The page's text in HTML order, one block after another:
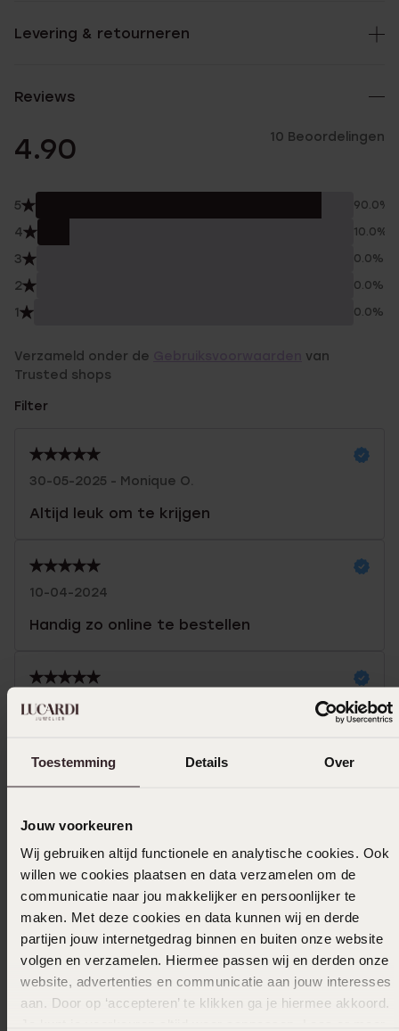
Toestemming Details Over
Jouw voorkeuren
Wij gebruiken altijd functionele en analytische cookies. Ook
willen we cookies plaatsen en data verzamelen om de
communicatie naar jou makkelijker en persoonlijker te
maken. Met deze cookies en data kunnen wij en derde
partijen jouw internetgedrag binnen en buiten onze website
volgen en verzamelen. Hiermee passen wij en derden onze
website, advertenties en communicatie aan jouw interesses
aan. Door op ‘accepteren’ te klikken ga je hiermee akkoord.
Levering & retourneren
Reviews
4.90 10 Beoordelingen
5 90.0%
4 10.0%
3 0.0%
2 0.0%
1 0.0%
Verzameld onder de
van
Trusted shops
Filter
30-05-2025 - Monique O.
Altijd leuk om te krijgen
10-04-2024
Handig zo online te bestellen
11-09-2023
Uitverkocht
Ook leuk voor jou